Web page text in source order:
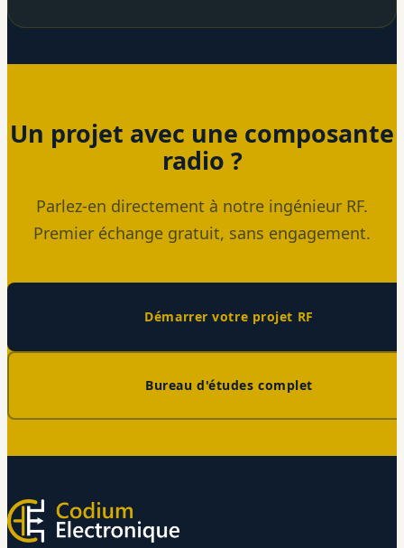
Un projet avec une composante
radio ?
Parlez-en directement à notre ingénieur RF.
Premier échange gratuit, sans engagement.
Démarrer votre projet RF
Bureau d'études complet